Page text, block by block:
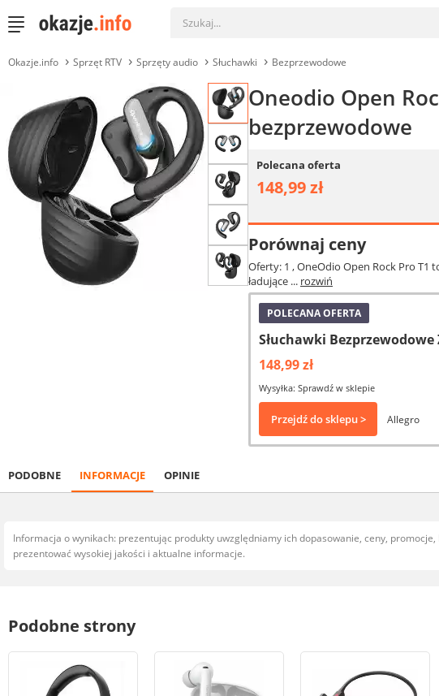
Okazje.info Sprzęt RTV Sprzęty audio Słuchawki Bezprzewodowe
Oneodio Open
bezprzewodowe
Polecana oferta
148,99 zł
Porównaj ceny
Oferty: 1 , OneOdio Open Rock Pro T1
ładujące ... rozwiń
POLECANA OFERTA
Słuchawki Bezprzewodowe
148,99 zł
Wysyłka: Sprawdź w sklepie
Przejdź do sklepu > Allegro
PODOBNE INFORMACJE OPINIE
Informacja o wynikach: prezentując produkty uwzględniamy ich dopasowanie, ceny,
prezentować wysokiej jakości i aktualne informacje.
Podobne strony